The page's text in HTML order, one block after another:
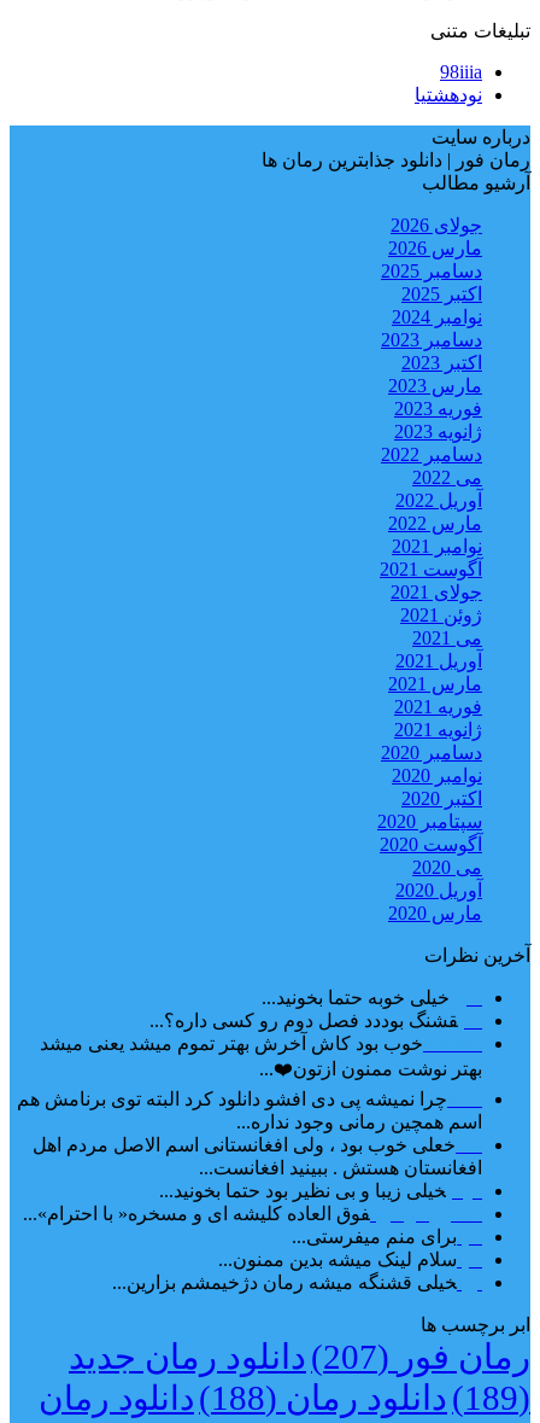
تبلیغات متنی
98iiia
نودهشتیا
درباره سایت
رمان فور | دانلود جذابترین رمان ها
آرشیو مطالب
جولای 2026
مارس 2026
دسامبر 2025
اکتبر 2025
نوامبر 2024
دسامبر 2023
اکتبر 2023
مارس 2023
فوریه 2023
ژانویه 2023
دسامبر 2022
می 2022
آوریل 2022
مارس 2022
نوامبر 2021
آگوست 2021
جولای 2021
ژوئن 2021
می 2021
آوریل 2021
مارس 2021
فوریه 2021
ژانویه 2021
دسامبر 2020
نوامبر 2020
اکتبر 2020
سپتامبر 2020
آگوست 2020
می 2020
آوریل 2020
مارس 2020
آخرین نظرات
خیلی خوبه حتما بخونید...
قشنگ بوددد فصل دوم رو کسی داره؟...
خوب بود کاش آخرش بهتر تموم میشد یعنی میشد
بهتر نوشت ممنون ازتون❤️...
چرا نمیشه پی دی افشو دانلود کرد البته توی برنامش هم
اسم همچین رمانی وجود نداره...
خعلی خوب بود ، ولی افغانستانی اسم الاصل مردم اهل
افغانستان هستش . ببینید افغانست...
مهتابخیلی زیبا و بی نظیر بود حتما بخونید...
فوق العاده کلیشه ای و مسخره« با احترام»...
برای منم میفرستی...
سلام لینک میشه بدین ممنون...
آرینخیلی قشنگه میشه رمان دژخیمشم بزارین...
ابر برچسب ها
رمان فور (207)
دانلود رمان جدید
(189)
دانلود رمان (188)
دانلود رمان